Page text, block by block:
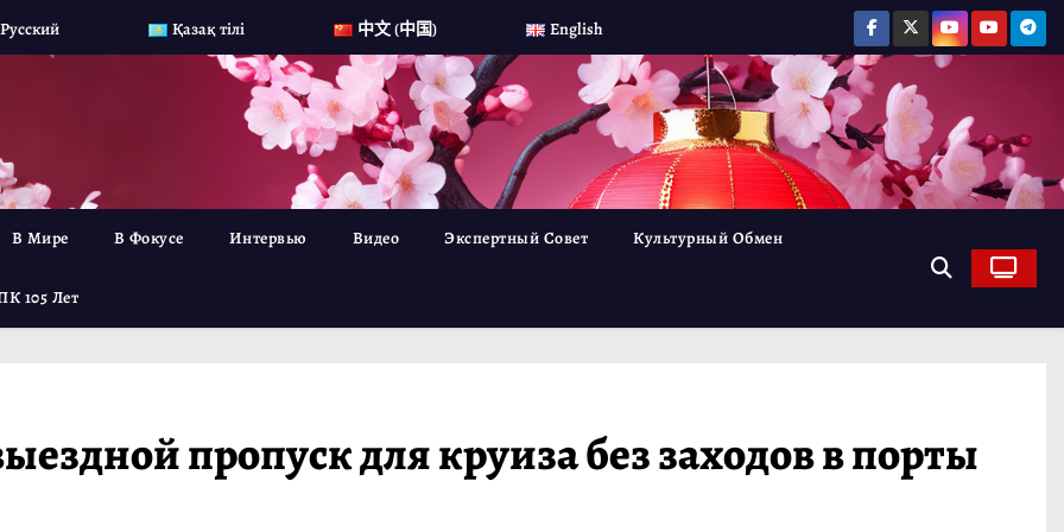
Русский Қазақ тілі 中文 (中国) English
В Мире В Фокусе Интервью Видео Экспертный Совет Культурный Обмен
105 Лет
пропуск для круиза без заходов в порты